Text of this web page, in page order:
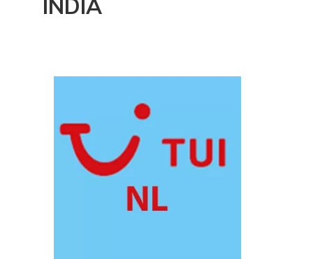
INDIA